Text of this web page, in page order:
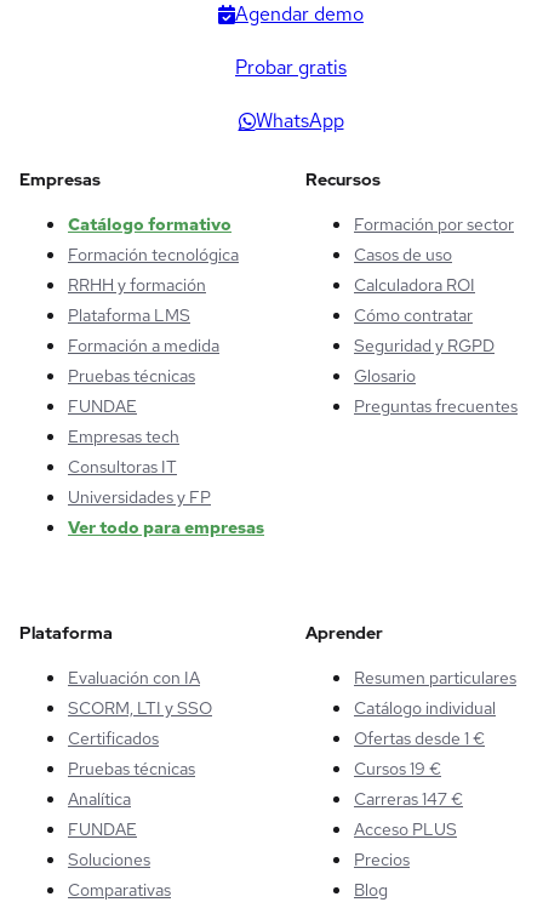
Agendar demo
Probar gratis
WhatsApp
Empresas
Catálogo formativo
Formación tecnológica
RRHH y formación
Plataforma LMS
Formación a medida
Pruebas técnicas
FUNDAE
Empresas tech
Consultoras IT
Universidades y FP
Ver todo para empresas
Recursos
Formación por sector
Casos de uso
Calculadora ROI
Cómo contratar
Seguridad y RGPD
Glosario
Preguntas frecuentes
Plataforma
Evaluación con IA
SCORM, LTI y SSO
Certificados
Pruebas técnicas
Analítica
FUNDAE
Soluciones
Comparativas
Aprender
Resumen particulares
Catálogo individual
Ofertas desde 1 €
Cursos 19 €
Carreras 147 €
Acceso PLUS
Precios
Blog